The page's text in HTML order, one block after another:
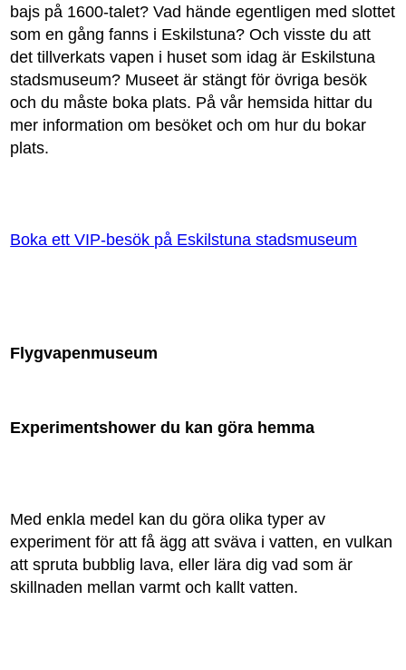
bajs på 1600-talet? Vad hände egentligen med slottet
som en gång fanns i Eskilstuna? Och visste du att
det tillverkats vapen i huset som idag är Eskilstuna
stadsmuseum? Museet är stängt för övriga besök
och du måste boka plats. På vår hemsida hittar du
mer information om besöket och om hur du bokar
plats.
Boka ett VIP-besök på Eskilstuna stadsmuseum
Flygvapenmuseum
Experimentshower du kan göra hemma
Med enkla medel kan du göra olika typer av
experiment för att få ägg att sväva i vatten, en vulkan
att spruta bubblig lava, eller lära dig vad som är
skillnaden mellan varmt och kallt vatten.